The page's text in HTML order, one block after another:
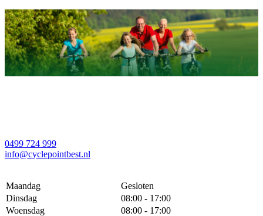
0499 724 999
info@cyclepointbest.nl
Maandag
Gesloten
Dinsdag
08:00 - 17:00
Woensdag
08:00 - 17:00